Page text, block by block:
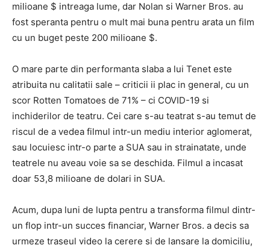
milioane $ intreaga lume, dar Nolan si Warner Bros. au
fost speranta pentru o mult mai buna pentru arata un film
cu un buget peste 200 milioane $.
O mare parte din performanta slaba a lui Tenet este
atribuita nu calitatii sale – criticii ii plac in general, cu un
scor Rotten Tomatoes de 71% – ci COVID-19 si
inchiderilor de teatru. Cei care s-au teatrat s-au temut de
riscul de a vedea filmul intr-un mediu interior aglomerat,
sau locuiesc intr-o parte a SUA sau in strainatate, unde
teatrele nu aveau voie sa se deschida. Filmul a incasat
doar 53,8 milioane de dolari in SUA.
Acum, dupa luni de lupta pentru a transforma filmul dintr-
un flop intr-un succes financiar, Warner Bros. a decis sa
urmeze traseul video la cerere si de lansare la domiciliu,